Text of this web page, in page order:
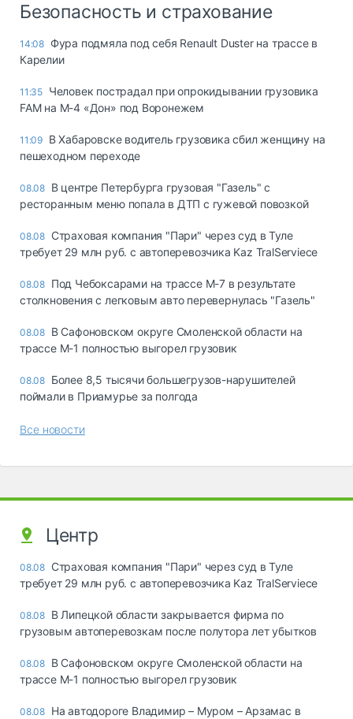
Безопасность и страхование
14:08 Фура подмяла под себя Renault Duster на трассе в
Карелии
11:35 Человек пострадал при опрокидывании грузовика
FAM на М-4 «Дон» под Воронежем
11:09 В Хабаровске водитель грузовика сбил женщину на
пешеходном переходе
08.08 В центре Петербурга грузовая "Газель" с
ресторанным меню попала в ДТП с гужевой повозкой
08.08 Страховая компания "Пари" через суд в Туле
требует 29 млн руб. с автоперевозчика Kaz TralServiece
08.08 Под Чебоксарами на трассе М-7 в результате
столкновения с легковым авто перевернулась "Газель"
08.08 В Сафоновском округе Смоленской области на
трассе М-1 полностью выгорел грузовик
08.08 Более 8,5 тысячи большегрузов-нарушителей
поймали в Приамурье за полгода
Все новости
Центр
08.08 Страховая компания "Пари" через суд в Туле
требует 29 млн руб. с автоперевозчика Kaz TralServiece
08.08 В Липецкой области закрывается фирма по
грузовым автоперевозкам после полутора лет убытков
08.08 В Сафоновском округе Смоленской области на
трассе М-1 полностью выгорел грузовик
08.08 На автодороге Владимир – Муром – Арзамас в